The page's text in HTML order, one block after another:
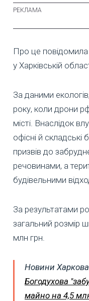
Про це повідомила
у Харківській
За даними
року, коли дрони
місті. Внаслідок
офісні й
призвів до
речовинами, а
будівельними
За результатами
загальний розмір
млн грн.
Новини Харкова
Богодухова
майно на 4,5